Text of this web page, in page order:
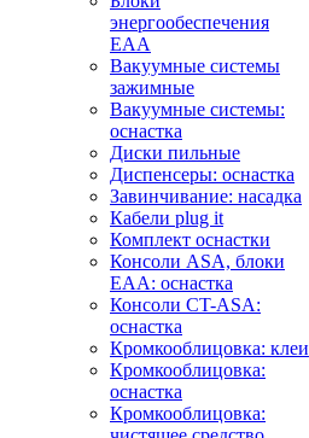
энергообеспечения
EAA
Вакуумные системы
зажимные
Вакуумные системы:
оснастка
Диски пильные
Диспенсеры: оснастка
Завинчивание: насадка
Кабели plug it
Комплект оснастки
Консоли ASA, блоки
EAA: оснастка
Консоли CT-ASA:
оснастка
Кромкооблицовка: клеи
Кромкооблицовка:
оснастка
Кромкооблицовка: